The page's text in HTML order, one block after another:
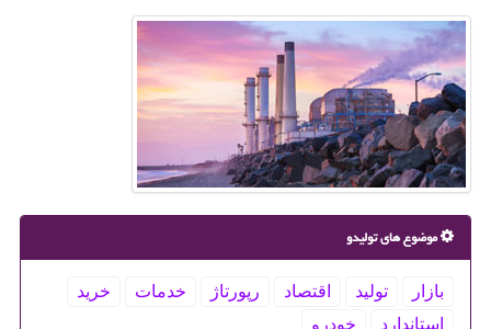
موضوع های تولیدو
بازار تولید اقتصاد رپورتاژ خدمات
خرید
استاندارد
خودرو